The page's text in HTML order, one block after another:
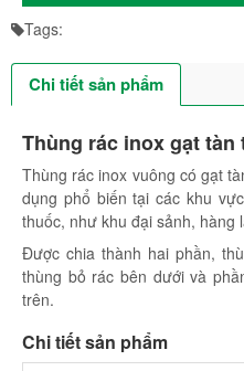
Tags:
Chi tiết sản phẩm
Thùng rác inox gạt
Thùng rác inox vuông có gạt
dụng phổ biến tại các khu
thuốc, như khu đại sảnh, hàng
Được chia thành hai phần,
thùng bỏ rác bên dưới và
trên.
Chi tiết sản phẩm